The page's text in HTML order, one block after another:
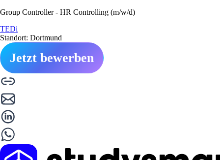
Group Controller - HR Controlling (m/w/d)
TEDi
Standort: Dortmund
Jetzt bewerben